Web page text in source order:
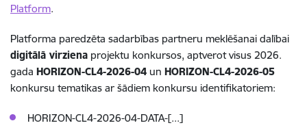
Platform.
Platforma paredzēta sadarbības partneru meklēšanai dalībai
digitālā virziena projektu konkursos, aptverot visus 2026.
gada HORIZON-CL4-2026-04 un HORIZON-CL4-2026-05
konkursu tematikas ar šādiem konkursu identifikatoriem:
HORIZON-CL4-2026-04-DATA-[...]